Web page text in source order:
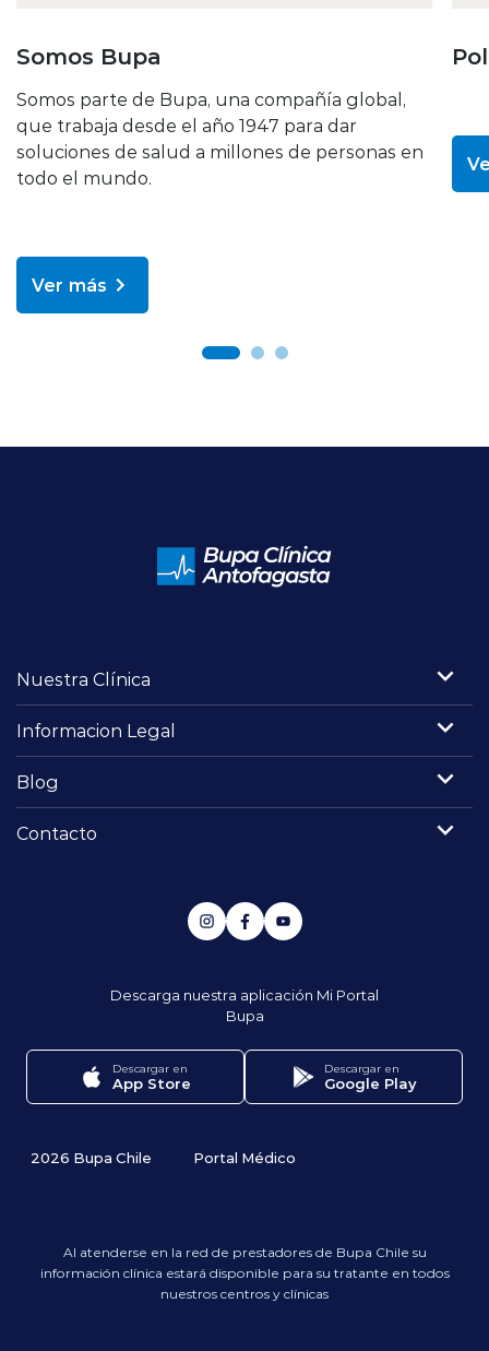
Somos Bupa
Somos parte de Bupa, una compañía global,
que trabaja desde el año 1947 para dar
soluciones de salud a millones de personas en
todo el mundo.
Ver más
Nuestra Clínica
Informacion Legal
Blog
Contacto
Descarga nuestra aplicación Mi Portal
Bupa
Descargar en
App Store
Descargar en
Google Play
2026 Bupa Chile Portal Médico
Al atenderse en la red de prestadores de Bupa Chile su
información clínica estará disponible para su tratante en todos
nuestros centros y clínicas